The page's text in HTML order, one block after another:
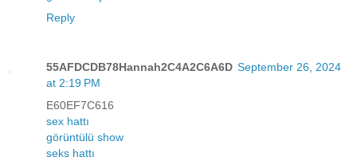
Reply
55AFDCDB78Hannah2C4A2C6A6D September 26, 2024
at 2:19 PM
E60EF7C616
sex hattı
görüntülü show
seks hattı